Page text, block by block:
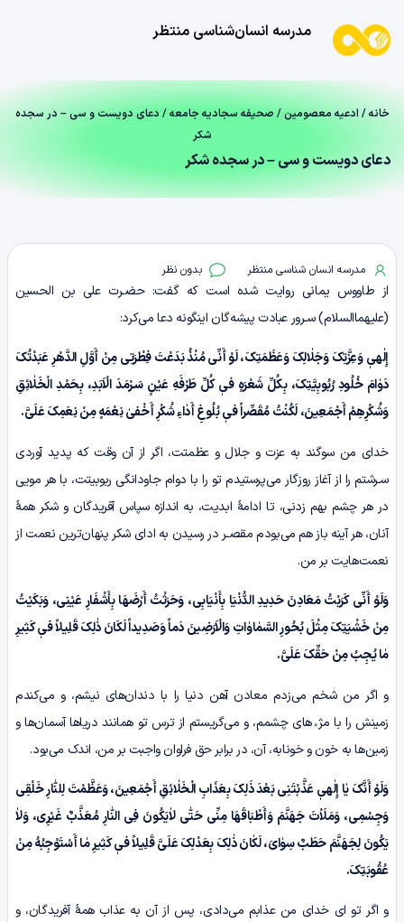
مدرسه انسان‌شناسی منتظر
خانه/ ادعیه معصومین/ صحیفه سجادیه جامعه/ دعای دویست‌ و سی – در سجده
شکر
دعای دویست‌ و سی – در سجده شکر
مدرسه انسان شناسی منتظر بدون نظر
از طاووس یمانی روایت شده است که گفت: حضـرت علی بن الحسین
(علیهماالسلام) سـرور عبادت پیشه‌گان اینگونه دعا می‌کرد:
إِلٰهیٖ وَعِزَّتِکَ وَجَلٰالِکَ وَعَظَمَتِکَ، لَوْ أَنِّی مُنْذُ بَدَعْتَ فِطْرَتِی مِنْ أَوَّلِ الدَّهْرِ عَبَدْتُکَ
دَوٰامَ خُلُودِ رُبُوبِیَّتِکَ، بِکُلِّ شَعْرَهٍ فیٖ کُلِّ طَرْفَهِ عَیْنٍ سَـرْمَدَ الْاَبَدِ، بِحَمْدِ الْخَلٰائِقِ
وَشُکْرِهِمْ أَجْمَعِینَ، لَکُنْتُ مُقَصِّراً فیٖ بُلُوغِ أَدٰاءِ شُکْرِ أَخْفىٰ نِعْمَهٍ مِنْ نِعَمِکَ عَلَیَّ.
خدای من سوگند به عزت و جلال و عظمتت، اگر از آن وقت که پدید آوردی
سـرشتم را از آغاز روزگار می‌پرستیدم تو را با دوام جاودانگی ربوبیتت، با هر مویی
در هر چشم بهم زدنی، تا ادامۀ ابدیت، به اندازه سپاس آفریدگان و شکر همۀ
آنان، هر آینه باز هم می‌بودم مقصـر در رسیدن به ادای شکر پنهان‌ترین نعمت از
نعمت‌هایت بر من.
وَلَوْ أَنِّی کَرَبْتُ مَعَادِنَ حَدِیدِ الدُّنْیَا بِأَنْیَابِی، وَحَرَثْتُ أَرْضَهَا بِأَشْفَارِ عَیْنِی، وَبَکَیْتُ
مِنْ خَشْیَتِکَ مِثْلَ بُحُورِ السَّمٰاوٰاتِ وَالْاَرَضِینَ دَماً وَصَدِیداً لَکَانَ ذٰلِکَ قَلِیلاً فیٖ کَثِیرِ
مٰا یُجِبُ مِنْ حَقِّکَ عَلَیَّ.
و اگر من شخم می‌زدم معادن آهن دنیا را با دندان‌های نیشم، و می‌کندم
زمینش را با مژﮦ‌های چشمم، و می‌گریستم از ترس تو همانند دریاها آسمان‌ها و
زمین‌ها به خون و خونابه، آن، در برابر حق فراوان واجبت بر من، اندک می‌بود.
وَلَوْ أَنَّکَ یٰا إِلٰهیٖ عَذَّبْتَنِی بَعْدَ ذَلِکَ بِعَذَابِ الْخَلٰائِقِ أَجْمَعِینَ، وَعَظَّمْتَ لِلنّٰارِ خَلْقِی
وَجِسْمِی، وَمَلَاْتَ جَهَنَّمَ وَأَطْبَاقَهَا مِنِّی حَتّٰى لاٰیَکُونَ فِی النّٰارِ مُعَذَّبٌ غَیْرِی، وَلاٰ
یَکُونَ لِجَهَنَّمَ حَطَبٌ سِوٰایَ، لَکٰانَ ذٰلِکَ بِعَدْلِکَ عَلَیَّ قَلِیلاً فیٖ کَثِیرِ مٰا أَسْتَوْجِبُهُ مِنْ
عُقُوبَتِکَ.
و اگر تو ای خدای من عذابم می‌دادی، پس از آن به عذاب همۀ آفریدگان، و